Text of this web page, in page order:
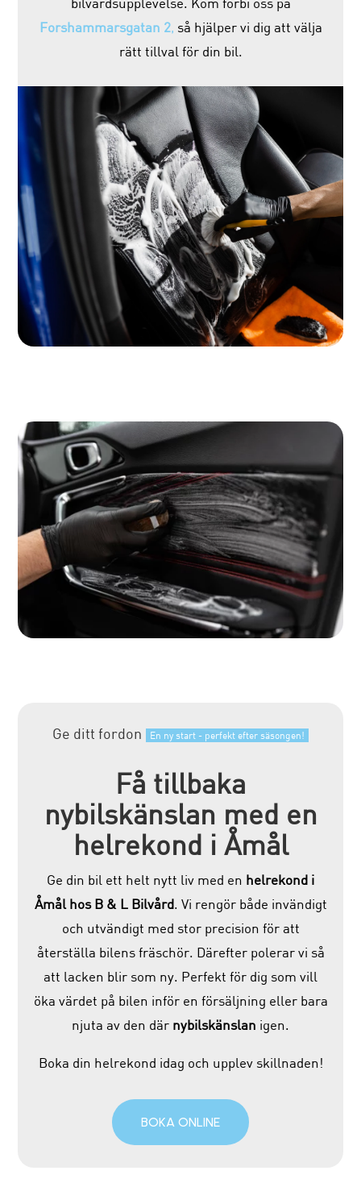
Forshammarsgatan 2, så hjälper vi dig att välja
rätt tillval för din bil.
Ge ditt fordon En ny start - perfekt efter säsongen!
Få tillbaka
nybilskänslan med en
helrekond i Åmål
Ge din bil ett helt nytt liv med en helrekond i
Åmål hos B & L Bilvård. Vi rengör både invändigt
och utvändigt med stor precision för att
återställa bilens fräschör. Därefter polerar vi så
att lacken blir som ny. Perfekt för dig som vill
öka värdet på bilen inför en försäljning eller bara
njuta av den där nybilskänslan igen.
Boka din helrekond idag och upplev skillnaden!
BOKA ONLINE